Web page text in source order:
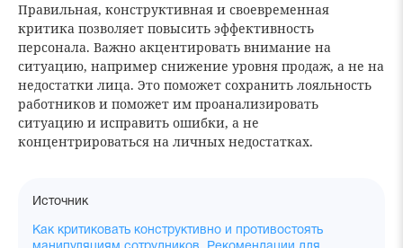
Правильная, конструктивная и своевременная
критика позволяет повысить эффективность
персонала. Важно акцентировать внимание на
ситуацию, например снижение уровня продаж, а не на
недостатки лица. Это поможет сохранить лояльность
работников и поможет им проанализировать
ситуацию и исправить ошибки, а не
концентрироваться на личных недостатках.
Источник
Как критиковать конструктивно и противостоять